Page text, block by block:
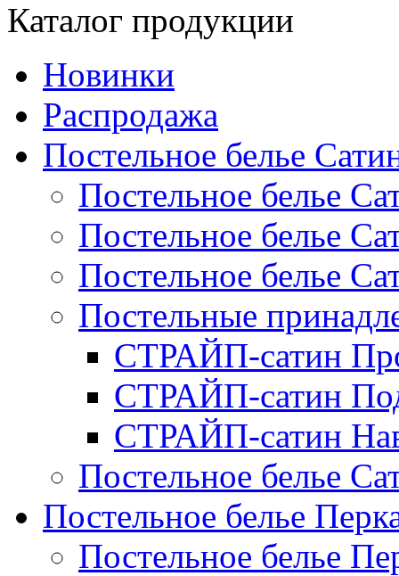
Каталог продукции
Новинки
Распродажа
Постельное белье
Постельное белье
Постельное белье
Постельное белье
Постельные
СТРАЙП-сатин
СТРАЙП-сатин
СТРАЙП-сатин
Постельное белье
Постельное белье
Постельное белье